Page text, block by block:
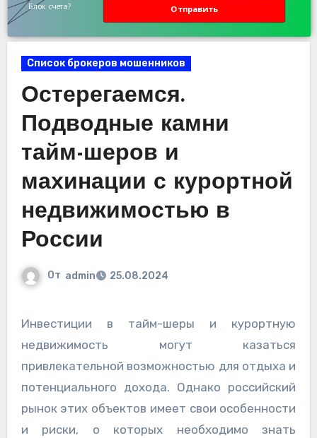
Блок счета? Отправить
Список брокеров мошенников
Остерегаемся.
Подводные камни
тайм-шеров и
махинации с курортной
недвижимостью в
России
От admin 25.08.2024
Инвестиции в тайм-шеры и курортную
недвижимость могут казаться
привлекательной возможностью для отдыха и
потенциального дохода. Однако российский
рынок этих объектов имеет свои особенности
и риски, о которых необходимо знать